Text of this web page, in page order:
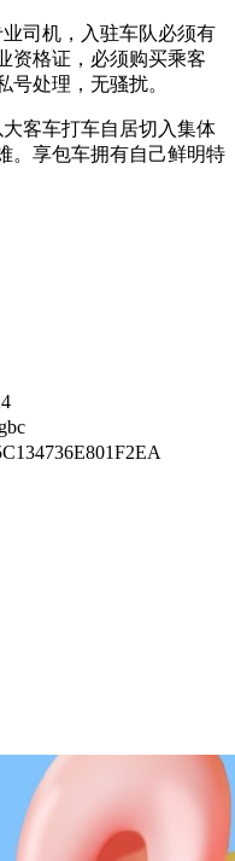
司机，入驻车队必须有
资格证，必须购买乘客
号处理，无骚扰。
客车打车自居切入集体
。享包车拥有自己鲜明特